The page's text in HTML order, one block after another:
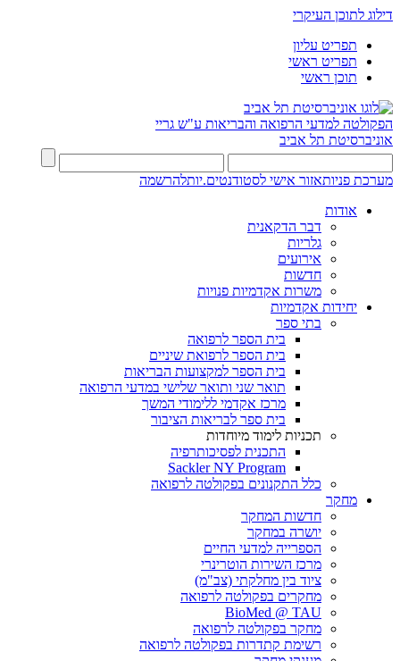
דילוג לתוכן העיקרי
תפריט עליון
תפריט ראשי
תוכן ראשי
הפקולטה למדעי הרפואה והבריאות ע"ש גריי
אוניברסיטת תל אביב
מערכת פניותאזור אישי לסטודנטים.יותלהרשמה
אודות
דבר הדקאנית
גלריות
אירועים
חדשות
משרות אקדמיות פנויות
יחידות אקדמיות
בתי ספר
בית הספר לרפואה
בית הספר לרפואת שיניים
בית הספר למקצועות הבריאות
תואר שני ותואר שלישי במדעי הרפואה
מרכז אקדמי ללימודי המשך
בית ספר לבריאות הציבור
תכניות לימוד מיוחדות
התכנית לפסיכותרפיה
Sackler NY Program
כלל התקנונים בפקולטה לרפואה
מחקר
חדשות המחקר
יושרה במחקר
הספרייה למדעי החיים
מרכז השירות הוטרינרי
ציוד בין מחלקתי (צב"מ)
מחקרים בפקולטה לרפואה
BioMed @ TAU
מחקר בפקולטה לרפואה
רשימת קתדרות בפקולטה לרפואה